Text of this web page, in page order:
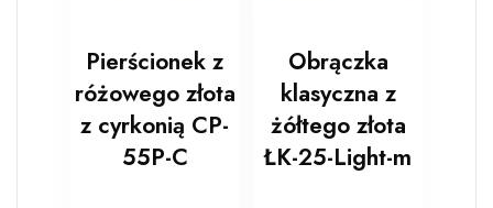
Pierścionek z
różowego złota
z cyrkonią CP-
55P-C
Obrączka
klasyczna z
żółtego złota
ŁK-25-Light-m